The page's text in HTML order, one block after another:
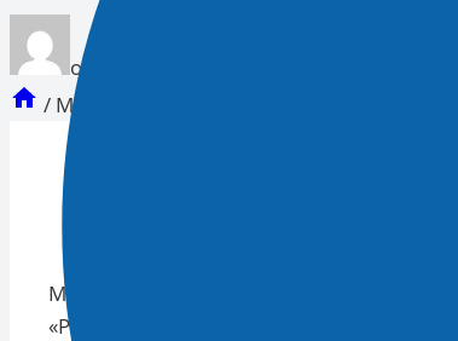
опубликован
/ Москвичам пообещали аномально
Москвичам пообещали аномально
«РИАМО» рассказала главный